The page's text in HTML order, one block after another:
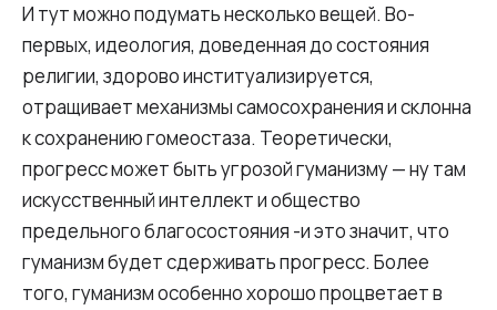
И тут можно подумать несколько вещей. Во-
первых, идеология, доведенная до состояния
религии, здорово институализируется,
отращивает механизмы самосохранения и склонна
к сохранению гомеостаза. Теоретически,
прогресс может быть угрозой гуманизму — ну там
искусственный интеллект и общество
предельного благосостояния -и это значит, что
гуманизм будет сдерживать прогресс. Более
того, гуманизм особенно хорошо процветает в